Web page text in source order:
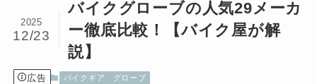
バイクグローブの人気29メーカ
ー徹底比較！【バイク屋が解
説】
2025
12/23
広告 バイクギア グローブ